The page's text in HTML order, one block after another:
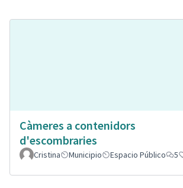
Càmeres a contenidors
d'escombraries
Cristina Municipio Espacio Público 5